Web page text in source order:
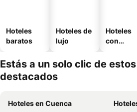
Hoteles
baratos
Hoteles de
lujo
Hoteles
con
Estás a un solo clic de
destacados
Hoteles en Cuenca